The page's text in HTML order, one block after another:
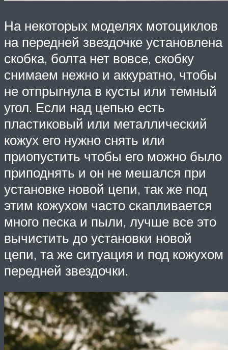
На некоторых моделях мотоциклов
на передней звездочке установлена
скобка, болта нет вовсе, скобку
снимаем нежно и аккуратно, чтобы
не отпрыгнула в кусты или темный
угол. Если над цепью есть
пластиковый или металлический
кожух его нужно снять или
приопустить чтобы его можно было
приподнять и он не мешался при
установке новой цепи, так же под
этим кожухом часто скапливается
много песка и пыли, лучше все это
вычистить до установки новой
цепи, та же ситуация и под кожухом
передней звездочки.